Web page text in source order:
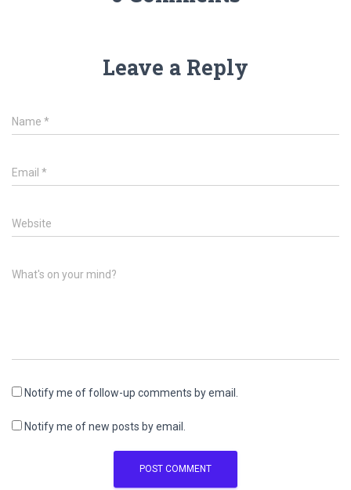
Leave a Reply
Name *
Email *
Website
What's on your mind?
Notify me of follow-up comments by email.
Notify me of new posts by email.